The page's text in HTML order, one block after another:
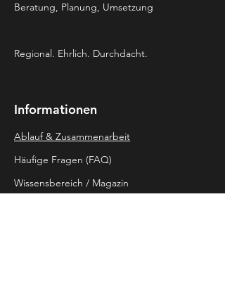
Beratung, Planung, Umsetzung
Regional. Ehrlich. Durchdacht.
Informationen
Ablauf & Zusammenarbeit
Häufige Fragen (FAQ)
Wissensbereich / Magazin